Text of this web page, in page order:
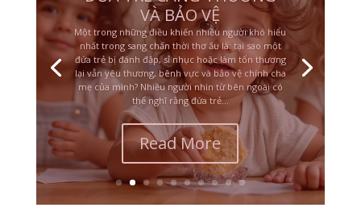
NHỮNG ĐỨA TRẺ BỊ BẠO
HÀNH ĐE DỌA TÍNH MẠNG
Không phải mọi đứa trẻ lớn lên trong bạo lực đều
mang vết thương giống nhau. Với những đứa trẻ
liên tục bị đánh đập, đe dọa, chứng kiến bạo lực
nghiêm trọng hoặc sống trong nỗi sợ rằng mình
có thể bị bỏ rơi, bị giết hay không thể sống sót, hệ
thần kinh của các em...
Read More